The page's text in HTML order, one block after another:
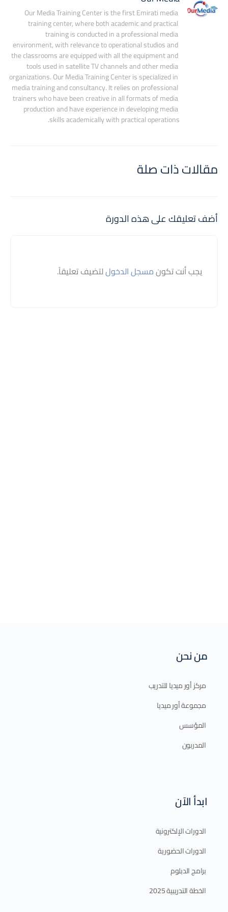
Our Media Training Center is the first Emirati media
training center, where both academic and practical
training is conducted in a professional media
environment, with relevance to operational studios and
the classrooms are equipped with all the equipment and
tools used in satellite TV channels and other media
organizations. Our Media Training Center is specialized in
media training and consultancy. It relies on professional
trainers who have been creative in all formats of media
production and have experience in developing media
skills academically with practical operations.
مقالات ذات صلة
أضف تعليقك على هذه الدورة
يجب أنت تكونمسجل الدخوللتضيف تعليقاً.
من نحن
مركز أور ميديا للتدريب
مجموعة أور ميديا
المؤسس
المدربون
ابدأ الآن
الدورات الإلكترونية
الدورات الحضورية
برامج الدبلوم
الخطة التدريبية 2025